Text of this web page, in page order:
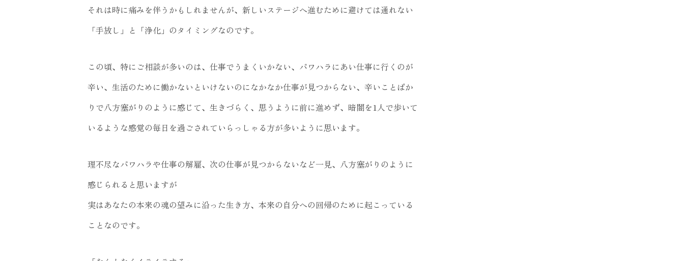
それは時に痛みを伴うかもしれませんが、新しいステージへ進むために避けては通れない
「手放し」と「浄化」のタイミングなのです。
この頃、特にご相談が多いのは、仕事でうまくいかない、パワハラにあい仕事に行くのが
辛い、生活のために働かないといけないのになかなか仕事が見つからない、辛いことばか
りで八方塞がりのように感じて、生きづらく、思うように前に進めず、暗闇を1人で歩いて
いるような感覚の毎日を過ごされていらっしゃる方が多いように思います。
理不尽なパワハラや仕事の解雇、次の仕事が見つからないなど一見、八方塞がりのように
感じられると思いますが
実はあなたの本来の魂の望みに沿った生き方、本来の自分への回帰のために起こっている
ことなのです。